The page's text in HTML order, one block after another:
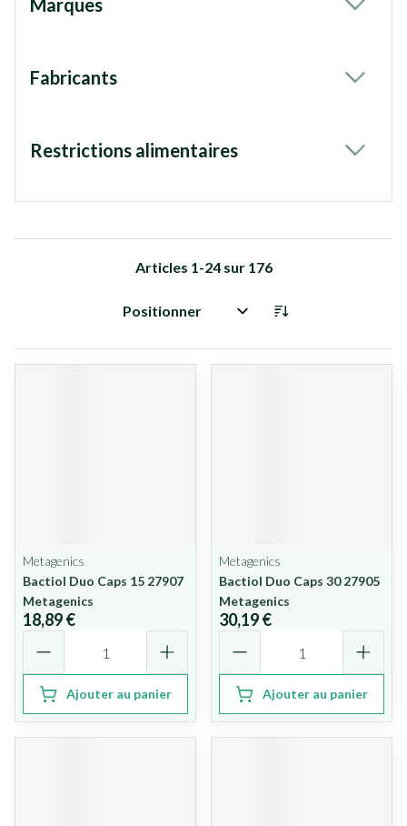
Marques
Fabricants
Restrictions alimentaires
Articles 1-24sur 176
Trier par:
Metagenics
Bactiol Duo Caps 15 27907
Metagenics
18,89 €
Ajouter au panier
Metagenics
Bactiol Duo Caps 30 27905
Metagenics
30,19 €
Ajouter au panier